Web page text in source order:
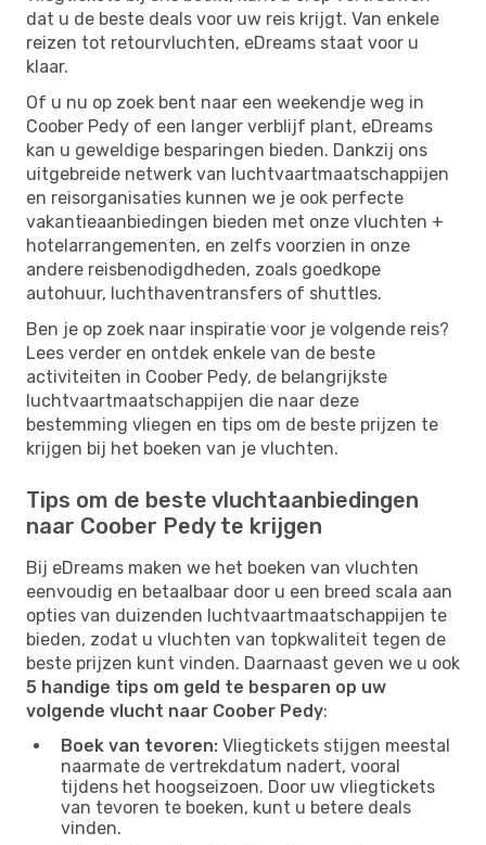
dat u de beste deals voor uw reis krijgt. Van enkele
reizen tot retourvluchten, eDreams staat voor u
klaar.
Of u nu op zoek bent naar een weekendje weg in
Coober Pedy of een langer verblijf plant, eDreams
kan u geweldige besparingen bieden. Dankzij ons
uitgebreide netwerk van luchtvaartmaatschappijen
en reisorganisaties kunnen we je ook perfecte
vakantieaanbiedingen bieden met onze vluchten +
hotelarrangementen, en zelfs voorzien in onze
andere reisbenodigdheden, zoals goedkope
autohuur, luchthaventransfers of shuttles.
Ben je op zoek naar inspiratie voor je volgende reis?
Lees verder en ontdek enkele van de beste
activiteiten in Coober Pedy, de belangrijkste
luchtvaartmaatschappijen die naar deze
bestemming vliegen en tips om de beste prijzen te
krijgen bij het boeken van je vluchten.
Tips om de beste vluchtaanbiedingen
naar Coober Pedy te krijgen
Bij eDreams maken we het boeken van vluchten
eenvoudig en betaalbaar door u een breed scala aan
opties van duizenden luchtvaartmaatschappijen te
bieden, zodat u vluchten van topkwaliteit tegen de
beste prijzen kunt vinden. Daarnaast geven we u ook
5 handige tips om geld te besparen op uw
volgende vlucht naar Coober Pedy:
Boek van tevoren: Vliegtickets stijgen meestal
naarmate de vertrekdatum nadert, vooral
tijdens het hoogseizoen. Door uw vliegtickets
van tevoren te boeken, kunt u betere deals
vinden.